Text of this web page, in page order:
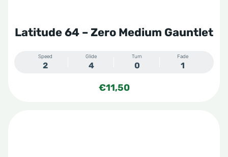
Latitude 64 – Zero Medium Gauntlet
Speed
2
Glide
4
Turn
0
Fade
1
€11,50